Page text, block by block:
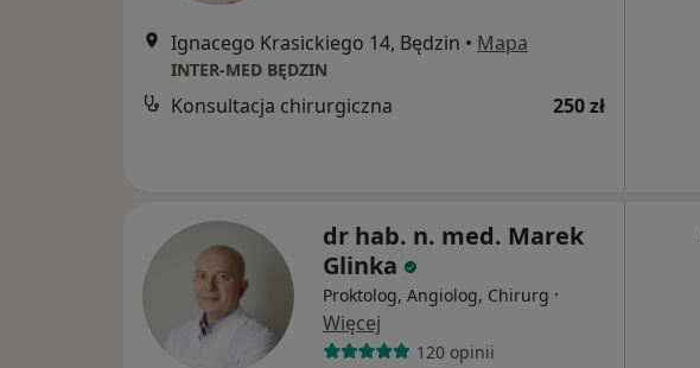
Ignacego Krasickiego 14, Będzin • Mapa
INTER-MED BĘDZIN
Konsultacja chirurgiczna 250 zł
dr hab. n. med. Marek
Glinka
Proktolog, Angiolog, Chirurg ·
Więcej
120 opinii